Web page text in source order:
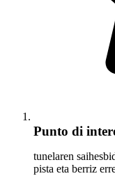
Punto di
tunelaren
pista eta berriz